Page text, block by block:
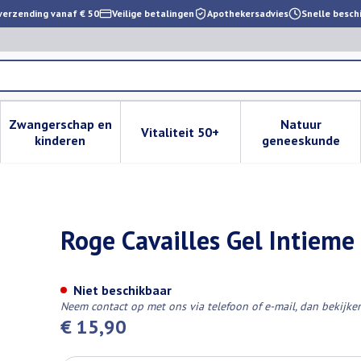
vanaf € 50 Veilige betalingen Apothekersadvies Snelle
verzorging en hygiëne categorie
voor Dieet, voeding en vitamines categorie
Zwangerschap en
kinderenToon submenu voor Zwangerschap en kinderen
Vitaliteit 50+Toon submenu voor Vitaliteit
Natuur
geneeskunde
Toon
Klas. Nf 500ml
Roge Cavailles Gel
€ 15,90
Niet beschikbaar
Neem contact op met ons via telefoon of e-mail, dan